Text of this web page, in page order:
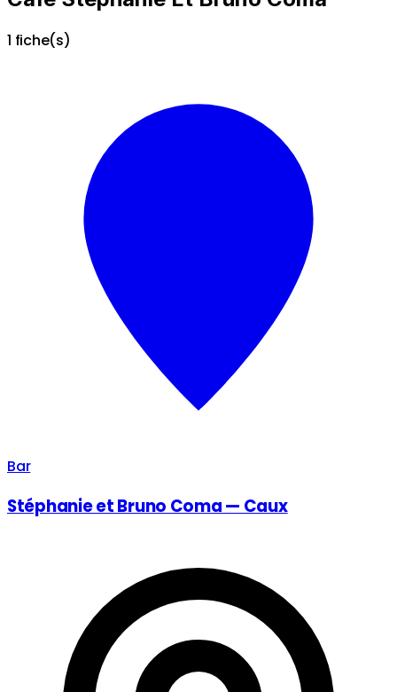
1 fiche(s)
Bar
Stéphanie et Bruno Coma — Caux